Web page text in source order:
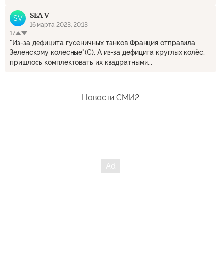
антисеметизм, геноцид. нацизм и пр. пр. пр... Типа, мы
вообще против России ничего не имеем... Это все замутила
Польша и Прибалтика... Ну и Чехия... А Украина така
Украина... Там вообще одни коррупционеры, диктаторы,
нацики и убийцы... Они все скрывали... Ату их... И сами в
первых рядах замочат тех, кого поддерживали... Ведь если
SV SEA V
16 марта 2023, 20:13
17
"Из-за дефицита гусеничных танков Франция отправила
Зеленскому колесные"(С). А из-за дефицита круглых колёс,
пришлось комплектовать их квадратными...
Новости СМИ2